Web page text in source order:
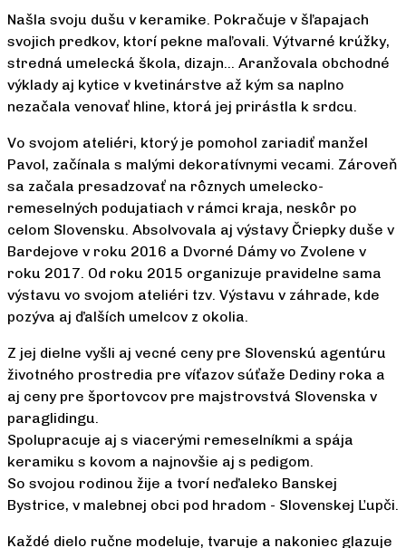
Našla svoju dušu v keramike. Pokračuje v šľapajach
svojich predkov, ktorí pekne maľovali. Výtvarné krúžky,
stredná umelecká škola, dizajn... Aranžovala obchodné
výklady aj kytice v kvetinárstve až kým sa naplno
nezačala venovať hline, ktorá jej prirástla k srdcu.
Vo svojom ateliéri, ktorý je pomohol zariadiť manžel
Pavol, začínala s malými dekoratívnymi vecami. Zároveň
sa začala presadzovať na rôznych umelecko-
remeselných podujatiach v rámci kraja, neskôr po
celom Slovensku. Absolvovala aj výstavy Čriepky duše v
Bardejove v roku 2016 a Dvorné Dámy vo Zvolene v
roku 2017. Od roku 2015 organizuje pravidelne sama
výstavu vo svojom ateliéri tzv. Výstavu v záhrade, kde
pozýva aj ďalších umelcov z okolia.
Z jej dielne vyšli aj vecné ceny pre Slovenskú agentúru
životného prostredia pre víťazov súťaže Dediny roka a
aj ceny pre športovcov pre majstrovstvá Slovenska v
paraglidingu.
Spolupracuje aj s viacerými remeselníkmi a spája
keramiku s kovom a najnovšie aj s pedigom.
So svojou rodinou žije a tvorí neďaleko Banskej
Bystrice, v malebnej obci pod hradom - Slovenskej Ľupči.
Každé dielo ručne modeluje, tvaruje a nakoniec glazuje